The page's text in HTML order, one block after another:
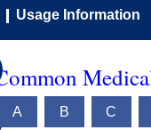
Usage Information
A B C